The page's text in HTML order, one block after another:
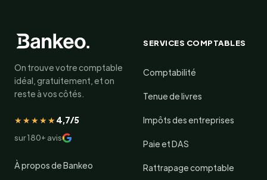
On trouve votre comptable
idéal, gratuitement, et on
reste à vos côtés.
★★★★★4,7/5
sur 180+ avis
À propos de Bankeo
SERVICES COMPTABLES
Comptabilité
Tenue de livres
Impôts des entreprises
Paie et DAS
Rattrapage comptable